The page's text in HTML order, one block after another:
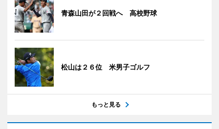
青森山田が２回戦へ 高校野球
松山は２６位 米男子ゴルフ
もっと見る